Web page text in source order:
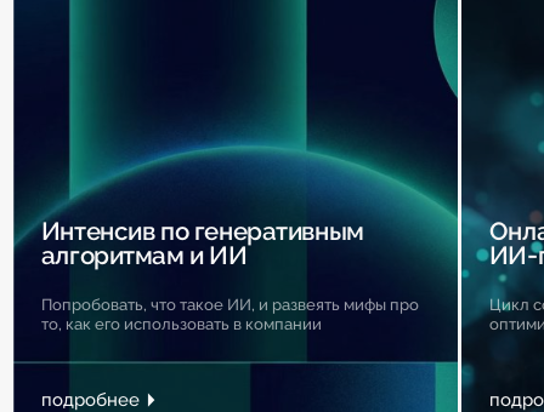
Интенсив по генеративным
алгоритмам и ИИ
Попробовать, что такое ИИ, и развеять мифы про
то, как его использовать в компании
подробнее
ИИ-
Цикл